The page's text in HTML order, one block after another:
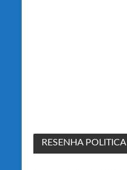
RESENHA POLITICA